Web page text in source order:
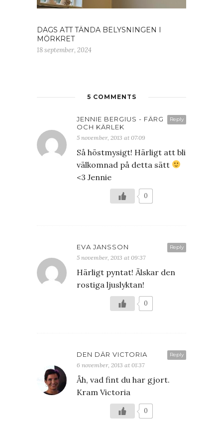
DAGS ATT TÄNDA BELYSNINGEN I
MÖRKRET
18 september, 2024
5 COMMENTS
Reply
JENNIE BERGIUS - FÄRG
OCH KÄRLEK
5 november, 2013 at 07:09
Så höstmysigt! Härligt att bli
välkomnad på detta sätt
<3 Jennie
0
Reply
EVA JANSSON
5 november, 2013 at 09:37
Härligt pyntat! Älskar den
rostiga ljuslyktan!
0
Reply
DEN DÄR VICTORIA
6 november, 2013 at 01:37
Åh, vad fint du har gjort.
Kram Victoria
0